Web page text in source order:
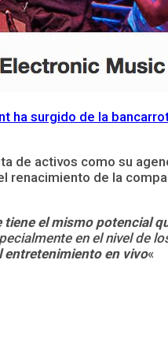
ha surgido de la
de activos como su
de la
tiene el mismo potencial
en el nivel de
entretenimiento en vivo«